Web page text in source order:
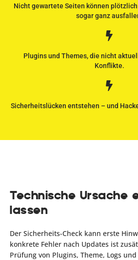
Nicht gewartete Seiten können
sogar ganz
Plugins und Themes, die nicht
Konflikte.
Sicherheitslücken entstehen – und
Technische Ursache
lassen
Der Sicherheits-Check kann erste
konkrete Fehler nach Updates ist
Prüfung von Plugins, Theme, Logs